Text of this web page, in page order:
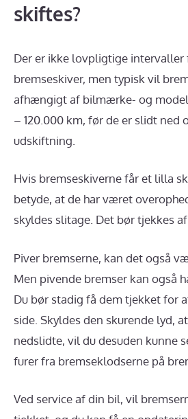
skiftes?
Der er ikke lovpligtige
bremseskiver, men typisk vil
afhængigt af bilmærke- og
– 120.000 km, før de er slidt ned
udskiftning.
Hvis bremseskiverne får et lilla
betyde, at de har været
skyldes slitage. Det bør tjekkes
Piver bremserne, kan det også
Men pivende bremser kan også
Du bør stadig få dem tjekket for
side. Skyldes den skurende lyd,
nedslidte, vil du desuden kunne
furer fra bremseklodserne på
Ved service af din bil, vil